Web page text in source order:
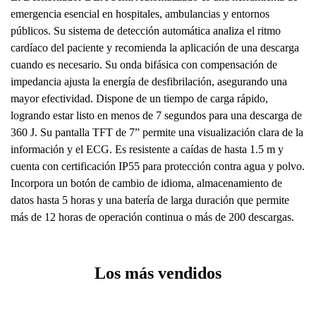
emergencia esencial en hospitales, ambulancias y entornos
públicos. Su sistema de detección automática analiza el ritmo
cardíaco del paciente y recomienda la aplicación de una descarga
cuando es necesario. Su onda bifásica con compensación de
impedancia ajusta la energía de desfibrilación, asegurando una
mayor efectividad. Dispone de un tiempo de carga rápido,
logrando estar listo en menos de 7 segundos para una descarga de
360 J. Su pantalla TFT de 7” permite una visualización clara de la
información y el ECG. Es resistente a caídas de hasta 1.5 m y
cuenta con certificación IP55 para protección contra agua y polvo.
Incorpora un botón de cambio de idioma, almacenamiento de
datos hasta 5 horas y una batería de larga duración que permite
más de 12 horas de operación continua o más de 200 descargas.
Los más vendidos